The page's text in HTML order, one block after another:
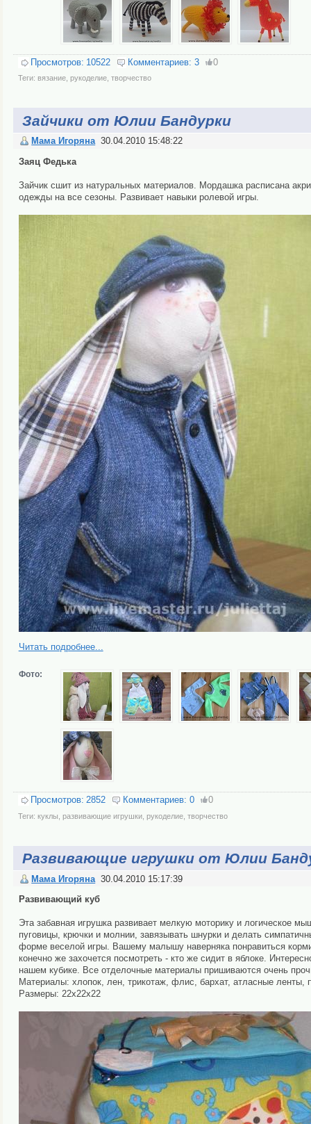
Просмотров: 10522 Комментариев: 3 0
Теги: вязание, рукоделие, творчество
Зайчики от Юлии Бандурки
Мама Игоряна 30.04.2010 15:48:22
Заяц Федька
Зайчик сшит из натуральных материалов. Мордашка расписана
одежды на все сезоны. Развивает навыки ролевой игры.
Читать подробнее...
Фото:
Просмотров: 2852 Комментариев: 0 0
Теги: куклы развивающие игрушки, рукоделие, творчество
Развивающие игрушки от Юлии
Мама Игоряна 30.04.2010 15:17:39
Развивающий куб
Эта забавная игрушка развивает мелкую моторику и логическое
пуговицы, крючки и молнии, завязывать шнурки и делать
форме веселой игры. Вашему малышу наверняка понравиться
конечно же захочется посмотреть - кто же сидит в яблоке.
нашем кубике. Все отделочные материалы пришиваются очень
Материалы: хлопок, лен, трикотаж, флис, бархат, атласные ленты,
Размеры: 22х22х22